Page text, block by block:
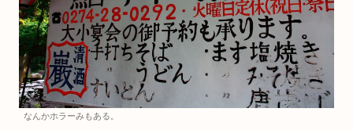
なんかホラーみもある。